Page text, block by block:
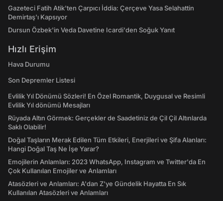
Gazeteci Fatih Atik'ten Çarpıcı İddia: Çerçeve Yasa Selahattin
Demirtaş'ı Kapsıyor
Dursun Özbek'in Veda Davetine Icardi'den Soğuk Yanıt
Hızlı Erişim
Hava Durumu
Son Depremler Listesi
Evlilik Yıl Dönümü Sözleri! En Özel Romantik, Duygusal ve Resimli
Evlilik Yıl dönümü Mesajları
Rüyada Altın Görmek: Gerçekler de Saadetiniz de Çil Çil Altınlarda
Saklı Olabilir!
Doğal Taşların Merak Edilen Tüm Etkileri, Enerjileri ve Şifa Alanları:
Hangi Doğal Taş Ne İşe Yarar?
Emojilerin Anlamları: 2023 WhatsApp, Instagram ve Twitter'da En
Çok Kullanılan Emojiler ve Anlamları
Atasözleri ve Anlamları: A'dan Z'ye Gündelik Hayatta En Sık
Kullanılan Atasözleri ve Anlamları